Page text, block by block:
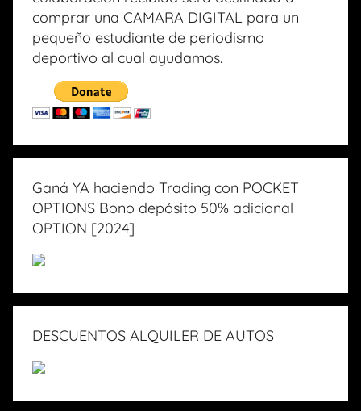
comprar una CAMARA DIGITAL para un
pequeño estudiante de periodismo
deportivo al cual ayudamos.
Ganá YA haciendo Trading con POCKET
OPTIONS Bono depósito 50% adicional
OPTION [2024]
DESCUENTOS ALQUILER DE AUTOS